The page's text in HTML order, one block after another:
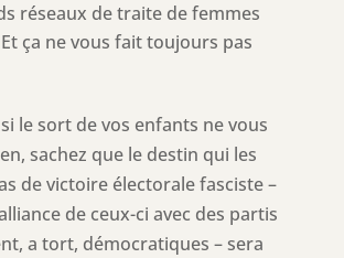
réseaux de traite de femmes
Et ça ne vous fait toujours pas
le sort de vos enfants ne vous
sachez que le destin qui les
de victoire électorale fasciste –
de ceux-ci avec des partis
a tort, démocratiques – sera